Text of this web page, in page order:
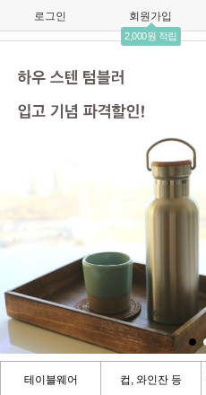
로그인 회원가입
2,000원 적립
테이블웨어 컵, 와인잔 등